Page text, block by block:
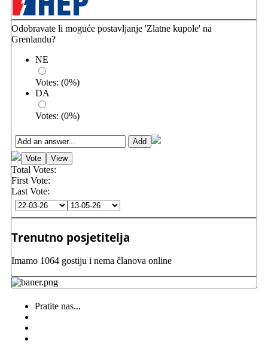
Odobravate li moguće postavljanje 'Zlatne kupole' na
Grenlandu?
NE
Votes: (0%)
DA
Votes: (0%)
Total Votes:
First Vote:
Last Vote:
Trenutno posjetitelja
Imamo 1064 gostiju i nema članova online
Pratite nas...